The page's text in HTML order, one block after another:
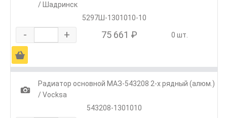
/ Шадринск
5297Ш-1301010-10
- + 75 661 ₽ 0 шт.
Ä
1
Радиатор основной МАЗ-543208 2-х рядный (алюм.)
/ Vocksa
543208-1301010